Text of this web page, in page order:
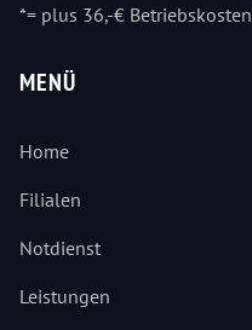
*= plus 36,-€ Betriebskosten
MENÜ
Home
Filialen
Notdienst
Leistungen